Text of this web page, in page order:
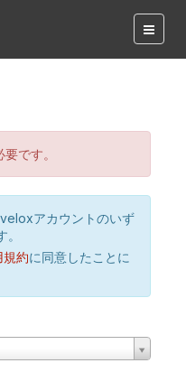
です。
アカウントのいず
約に同意したことに